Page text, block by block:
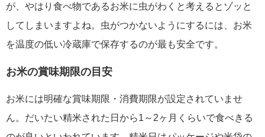
が、やはり食べ物であるお米に虫がわくと考えるとゾッと
してしまいますよね。虫がつかないようにするには、お米
を温度の低い冷蔵庫で保存するのが最も安全です。
お米の賞味期限の目安
お米には明確な賞味期限・消費期限が設定されていませ
ん。だいたい精米された日から1～2ヶ月くらいで食べきる